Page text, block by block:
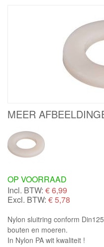
MEER
OP VOORRAAD
Incl. BTW: €6,99
Excl. BTW: € 5,78
Nylon sluitring conform
bouten en moeren.
In Nylon PA wit kwaliteit !